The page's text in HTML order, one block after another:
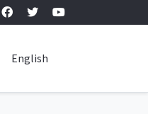
English